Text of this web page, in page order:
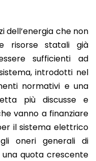
dell’energia che non
risorse statali già
sufficienti ad
introdotti nel
normativi e una
più discusse e
vanno a finanziare
il sistema elettrico
oneri generali di
quota crescente